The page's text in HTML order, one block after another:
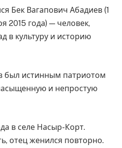
Бек Вагапович Абадиев (1
2015 года) — человек,
в культуру и историю
был истинным патриотом
и непростую
в селе Насыр-Корт.
отец женился повторно.